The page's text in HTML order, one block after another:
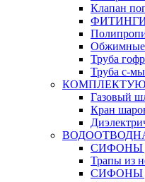
Клапан
ФИТИНГИ
Обжимные
Труба
Труба с-
Газовый
Кран
СИФОНЫ
Трапы из
СИФОНЫ